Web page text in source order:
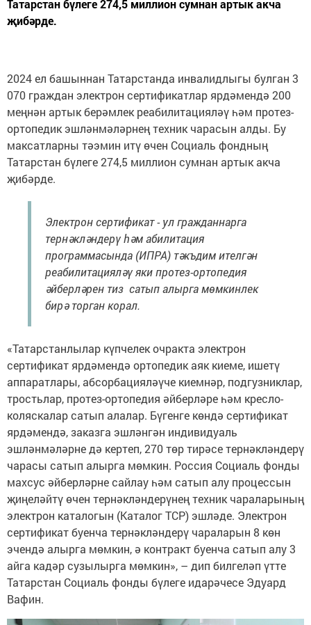
Татарстан бүлеге 274,5 миллион сумнан артык акча
җибәрде.
2024 ел башыннан Татарстанда инвалидлыгы булган 3
070 граждан электрон сертификатлар ярдәмендә 200
меңнән артык берәмлек реабилитацияләү һәм протез-
ортопедик эшләнмәләрнең техник чарасын алды. Бу
максатларны тәэмин итү өчен Социаль фондның
Татарстан бүлеге 274,5 миллион сумнан артык акча
җибәрде.
Электрон сертификат - ул гражданнарга
тернәкләндерү һәм абилитация
программасында (ИПРА) тәкъдим ителгән
реабилитацияләү яки протез-ортопедия
әйберләрен тиз сатып алырга мөмкинлек
бирә торган корал.
«Татарстанлылар күпчелек очракта электрон
сертификат ярдәмендә ортопедик аяк киеме, ишетү
аппаратлары, абсорбацияләүче киемнәр, подгузниклар,
тростьлар, протез-ортопедия әйберләре һәм кресло-
коляскалар сатып алалар. Бүгенге көндә сертификат
ярдәмендә, заказга эшләнгән индивидуаль
эшләнмәләрне дә кертеп, 270 төр тирәсе тернәкләндерү
чарасы сатып алырга мөмкин. Россия Социаль фонды
махсус әйберләрне сайлау һәм сатып алу процессын
җиңеләйтү өчен тернәкләндерүнең техник чараларының
электрон каталогын (Каталог ТСР) эшләде. Электрон
сертификат буенча тернәкләндерү чараларын 8 көн
эчендә алырга мөмкин, ә контракт буенча сатып алу 3
айга кадәр сузылырга мөмкин», – дип билгеләп үтте
Татарстан Социаль фонды бүлеге идарәчесе Эдуард
Вафин.